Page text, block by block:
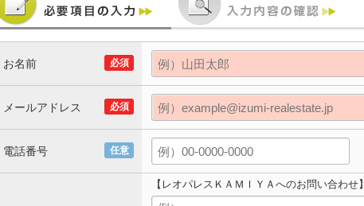
必須
お名前
必須
メールアドレス
任意
電話番号
【レオパレスＫＡＭＩＹＡへのお問い合わせ】